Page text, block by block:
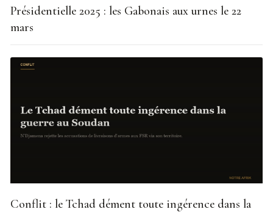
Présidentielle 2025 : les Gabonais aux urnes le 22
mars
Conflit : le Tchad dément toute ingérence dans la